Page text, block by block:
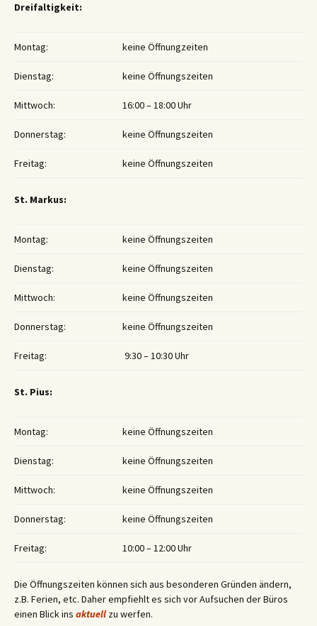
Dreifaltigkeit:
Montag: keine Öffnungzeiten
Dienstag: keine Öffnungszeiten
Mittwoch: 16:00 – 18:00 Uhr
Donnerstag: keine Öffnungszeiten
Freitag: keine Öffnungszeiten
St. Markus:
Montag: keine Öffnungszeiten
Dienstag: keine Öffnungszeiten
Mittwoch: keine Öffnungszeiten
Donnerstag: keine Öffnungszeiten
Freitag: 9:30 – 10:30 Uhr
St. Pius:
Montag: keine Öffnungszeiten
Dienstag: keine Öffnungszeiten
Mittwoch: keine Öffnungszeiten
Donnerstag: keine Öffnungszeiten
Freitag: 10:00 – 12:00 Uhr
Die Öffnungszeiten können sich aus besonderen Gründen ändern,
z.B. Ferien, etc. Daher empfiehlt es sich vor Aufsuchen der Büros
einen Blick ins aktuell zu werfen.